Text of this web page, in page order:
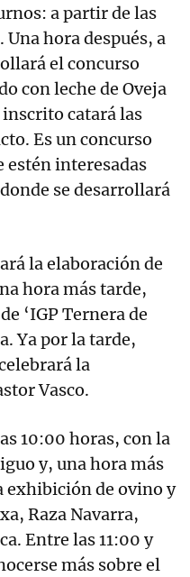
a partir de las
Una hora después, a
el concurso
con leche de Oveja
catará las
Es un concurso
estén interesadas
se desarrollará
la elaboración de
hora más tarde,
‘IGP Ternera de
Ya por la tarde,
la
Vasco.
10:00 horas, con la
y, una hora más
exhibición de ovino y
Raza Navarra,
Entre las 11:00 y
más sobre el